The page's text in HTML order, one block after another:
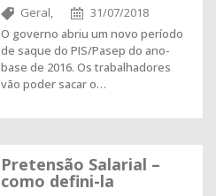
Geral,
31/07/2018
O governo abriu um novo período
de saque do PIS/Pasep do ano-
base de 2016. Os trabalhadores
vão poder sacar o…
Pretensão Salarial –
como defini-la